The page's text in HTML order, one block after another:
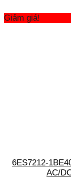
Giảm giá!
6ES7212-
AC/